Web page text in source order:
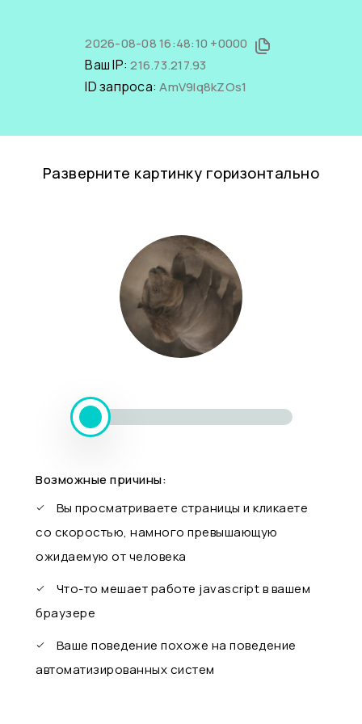
2026-08-08 16:48:10 +0000
Ваш IP:216.73.217.93
ID запроса:AmV9lq8kZOs1
Разверните картинку горизонтально
Возможные причины:
Вы просматриваете страницы и кликаете
со скоростью, намного превышающую
ожидаемую от человека
Что-то мешает работе javascript в вашем
браузере
Ваше поведение похоже на поведение
автоматизированных систем